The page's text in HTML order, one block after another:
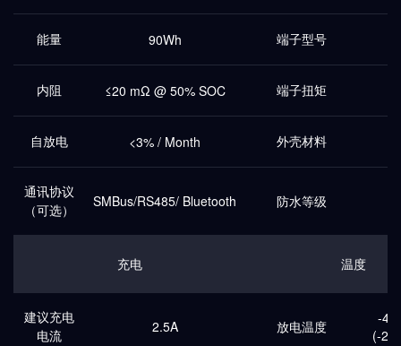
能量 90Wh 端子型号
内阻 ≤20 mΩ @ 50% SOC 端子扭矩
自放电 <3% / Month 外壳材料
通讯协议
（可选）
SMBus/RS485/ Bluetooth 防水等级
充电 温度
建议充电
电流
2.5A 放电温度
-4
(-20